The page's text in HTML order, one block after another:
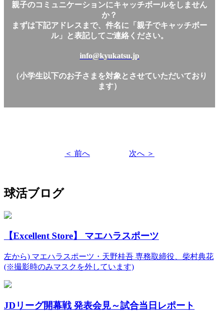
親子のコミュニケーションにキャッチボールをしません
か？
まずは下記アドレスまで、件名に「親子でキャッチボー
ル」と表記してご連絡ください。
info@kyukatsu.jp
（小学生以下のお子さまを対象とさせていただいており
ます）
＜ 前へ 次へ ＞
球活ブログ
【Excellent Store】 マエハラスポーツ
左から) マエハラスポーツ・天野桂吾 専務取締役、柴村典花
(※撮影時のみマスクを外しています)
JDリーグ開幕戦 発表会見～試合当日レポート